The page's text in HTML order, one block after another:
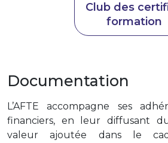
Club des
formation
Documentation
L’AFTE accompagne ses
financiers, en leur diffusant
valeur ajoutée dans le